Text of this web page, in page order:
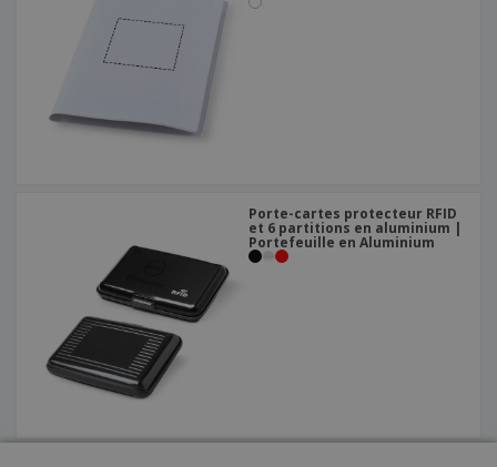
Porte-cartes protecteur RFID
et 6 partitions en aluminium |
Portefeuille en Aluminium